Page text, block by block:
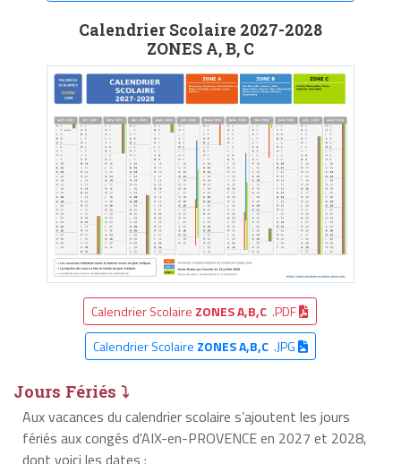
Calendrier Scolaire 2027-2028
ZONES A, B, C
Calendrier Scolaire ZONES A,B,C .PDF
Calendrier Scolaire ZONES A,B,C.JPG
Jours Fériés ⤵
Aux vacances du calendrier scolaire s’ajoutent les jours
fériés aux congés d'AIX-en-PROVENCE en 2027 et 2028,
dont voici les dates :